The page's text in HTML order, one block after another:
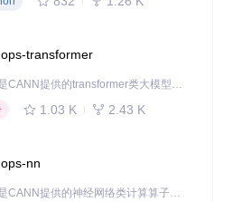
ops-transformer
本项目是CANN提供的transformer类大模型算子库，实现网络在NPU上加速计算。
1.03 K 2.43 K
ops-nn
本项目是CANN提供的神经网络类计算算子库，实现网络在NPU上加速计算。